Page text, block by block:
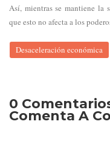
Así, mientras se mantiene la
que esto no afecta a los
Desaceleración económica
0
Comenta A